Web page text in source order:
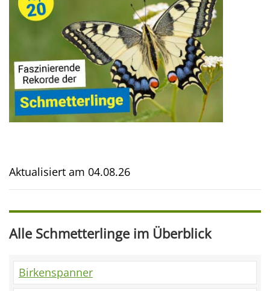
Aktualisiert am 04.08.26
Alle Schmetterlinge im Überblick
Birkenspanner